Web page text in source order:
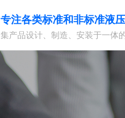
专注各类标准和非标准液
集产品设计、制造、安装于一体